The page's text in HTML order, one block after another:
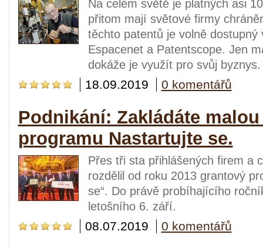
Na celém světě je platných asi
přitom mají světové firmy
těchto patentů je volně
Espacenet a Patentscope. Jen
dokáže je využít pro svůj byznys.
18.09.2019 0 komentářů
Podnikání: Zakládáte
programu Nastartujte se.
Přes tři sta přihlášených firem a
rozdělil od roku 2013 grantový
se“. Do právě probíhajícího
letošního 6. září.
08.07.2019 0 komentářů